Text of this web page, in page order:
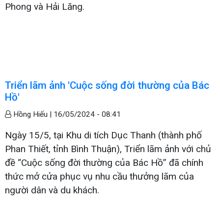
Phong và Hải Lăng.
Triển lãm ảnh 'Cuộc sống đời thường của Bác
Hồ'
Hồng Hiếu | 16/05/2024 - 08:41
Ngày 15/5, tại Khu di tích Dục Thanh (thành phố
Phan Thiết, tỉnh Bình Thuận), Triển lãm ảnh với chủ
đề “Cuộc sống đời thường của Bác Hồ” đã chính
thức mở cửa phục vụ nhu cầu thưởng lãm của
người dân và du khách.